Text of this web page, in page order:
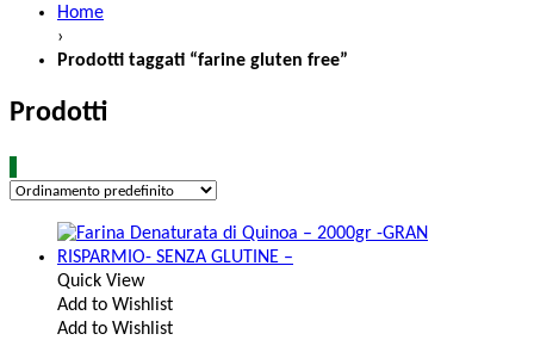
Home
›
Prodotti taggati “farine gluten free”
Prodotti
Quick View
Add to Wishlist
Add to Wishlist